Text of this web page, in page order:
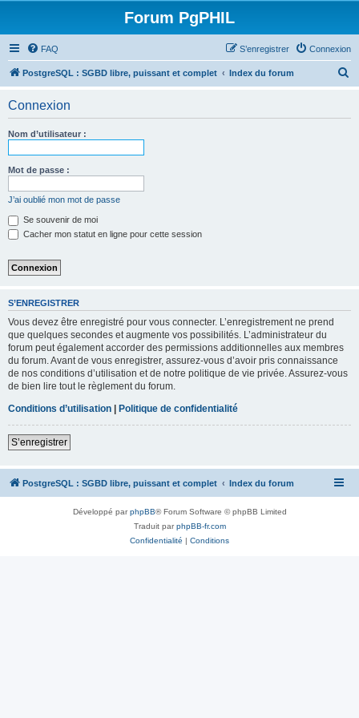
Forum PgPHIL
FAQ Connexion
S’enregistrer
PostgreSQL : SGBD libre, puissant et complet Index du forum
Connexion
Nom d’utilisateur :
Mot de passe :
J’ai oublié mon mot de passe
Se souvenir de moi
Cacher mon statut en ligne pour cette session
S’ENREGISTRER
Vous devez être enregistré pour vous connecter. L’enregistrement ne prend
que quelques secondes et augmente vos possibilités. L’administrateur du
forum peut également accorder des permissions additionnelles aux membres
du forum. Avant de vous enregistrer, assurez-vous d’avoir pris connaissance
de nos conditions d’utilisation et de notre politique de vie privée. Assurez-vous
de bien lire tout le règlement du forum.
Conditions d’utilisation | Politique de confidentialité
S’enregistrer
PostgreSQL : SGBD libre, puissant et complet Index du forum
Développé parphpBB® Forum Software © phpBB Limited
Traduit parphpBB-fr.com
Confidentialité | Conditions